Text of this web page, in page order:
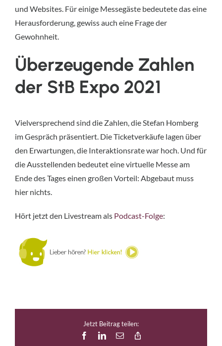
und Websites. Für einige Messegäste bedeutete das eine
Herausforderung, gewiss auch eine Frage der
Gewohnheit.
Überzeugende Zahlen
der StB Expo 2021
Vielversprechend sind die Zahlen, die Stefan Homberg
im Gespräch präsentiert. Die Ticketverkäufe lagen über
den Erwartungen, die Interaktionsrate war hoch. Und für
die Ausstellenden bedeutet eine virtuelle Messe am
Ende des Tages einen großen Vorteil: Abgebaut muss
hier nichts.
Hört jetzt den Livestream als Podcast-Folge:
Jetzt Beitrag teilen:
FacebookLinkedIn
E-